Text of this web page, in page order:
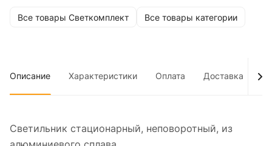
Все товары Светкомплект Все товары категории
Описание Характеристики Оплата Доставка
Светильник стационарный, неповоротный, из